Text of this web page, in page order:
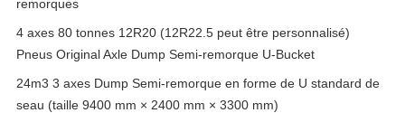
remorques
4 axes 80 tonnes 12R20 (12R22.5 peut être personnalisé)
Pneus Original Axle Dump Semi-remorque U-Bucket
24m3 3 axes Dump Semi-remorque en forme de U standard de
seau (taille 9400 mm × 2400 mm × 3300 mm)